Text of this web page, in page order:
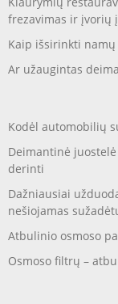
frezavimas ir įvorių
Kaip išsirinkti namų
Ar užaugintas
Kodėl automobilių
Deimantinė
derinti
Dažniausiai
nešiojamas
Atbulinio osmoso
Osmoso filtrų –